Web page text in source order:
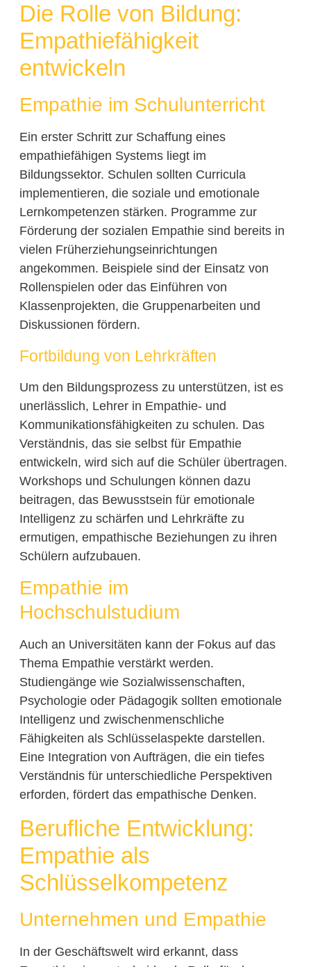
Die Rolle von Bildung:
Empathiefähigkeit
entwickeln
Empathie im Schulunterricht
Ein erster Schritt zur Schaffung eines
empathiefähigen Systems liegt im
Bildungssektor. Schulen sollten Curricula
implementieren, die soziale und emotionale
Lernkompetenzen stärken. Programme zur
Förderung der sozialen Empathie sind bereits in
vielen Früherziehungseinrichtungen
angekommen. Beispiele sind der Einsatz von
Rollenspielen oder das Einführen von
Klassenprojekten, die Gruppenarbeiten und
Diskussionen fördern.
Fortbildung von Lehrkräften
Um den Bildungsprozess zu unterstützen, ist es
unerlässlich, Lehrer in Empathie- und
Kommunikationsfähigkeiten zu schulen. Das
Verständnis, das sie selbst für Empathie
entwickeln, wird sich auf die Schüler übertragen.
Workshops und Schulungen können dazu
beitragen, das Bewusstsein für emotionale
Intelligenz zu schärfen und Lehrkräfte zu
ermutigen, empathische Beziehungen zu ihren
Schülern aufzubauen.
Empathie im
Hochschulstudium
Auch an Universitäten kann der Fokus auf das
Thema Empathie verstärkt werden.
Studiengänge wie Sozialwissenschaften,
Psychologie oder Pädagogik sollten emotionale
Intelligenz und zwischenmenschliche
Fähigkeiten als Schlüsselaspekte darstellen.
Eine Integration von Aufträgen, die ein tiefes
Verständnis für unterschiedliche Perspektiven
erforden, fördert das empathische Denken.
Berufliche Entwicklung:
Empathie als
Schlüsselkompetenz
Unternehmen und Empathie
In der Geschäftswelt wird erkannt, dass